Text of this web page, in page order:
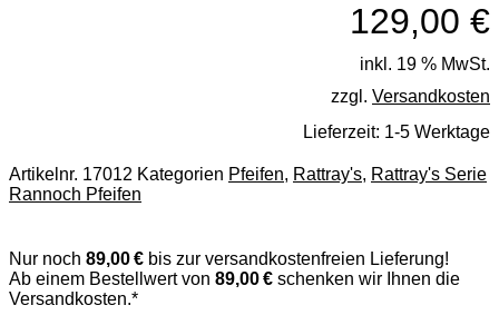
129,00 €
inkl. 19 % MwSt.
zzgl. Versandkosten
Lieferzeit: 1-5 Werktage
Artikelnr. 17012 Kategorien Pfeifen, Rattray's, Rattray's Serie
Rannoch Pfeifen
Nur noch 89,00 € bis zur versandkostenfreien Lieferung!
Ab einem Bestellwert von 89,00 € schenken wir Ihnen die
Versandkosten.*